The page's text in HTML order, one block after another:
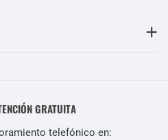
GRATUITA
telefónico en: